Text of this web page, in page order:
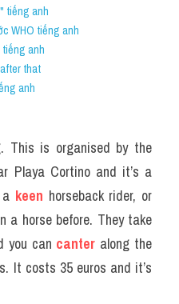
tiếng anh
WHO tiếng anh
anh
that
anh
This is organised by the
Playa Cortino and it’s a
keen
a horse before. They take
you can canter along the
It costs 35 euros and it’s